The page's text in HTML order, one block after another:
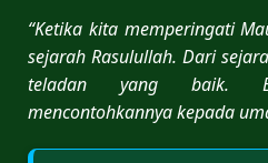
“Ketika kita memperingati
sejarah Rasulullah. Dari
teladan yang baik.
mencontohkannya kepada